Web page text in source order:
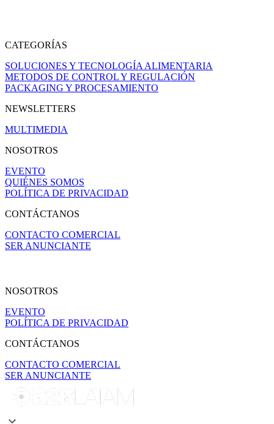
CATEGORÍAS
SOLUCIONES Y TECNOLOGÍA ALIMENTARIA
METODOS DE CONTROL Y REGULACIÓN
PACKAGING Y PROCESAMIENTO
NEWSLETTERS
MULTIMEDIA
NOSOTROS
EVENTO
QUIÉNES SOMOS
POLÍTICA DE PRIVACIDAD
CONTÁCTANOS
CONTACTO COMERCIAL
SER ANUNCIANTE
NOSOTROS
EVENTO
POLÍTICA DE PRIVACIDAD
CONTÁCTANOS
CONTACTO COMERCIAL
SER ANUNCIANTE